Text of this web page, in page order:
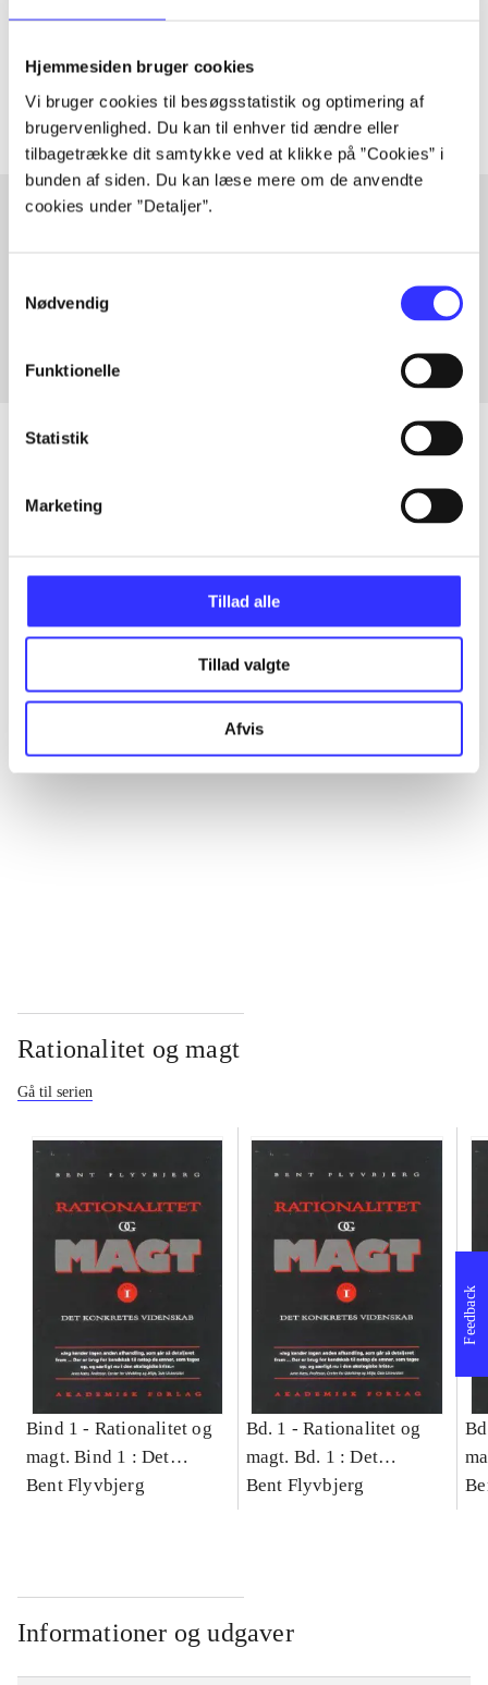
Hjemmesiden bruger cookies
Vi bruger cookies til besøgsstatistik og optimering af
brugervenlighed. Du kan til enhver tid ændre eller
tilbagetrække dit samtykke ved at klikke på ”Cookies” i
bunden af siden. Du kan læse mere om de anvendte
cookies under ”Detaljer”.
Nødvendig
Funktionelle
Statistik
Marketing
Tillad alle
Tillad valgte
Afvis
Artiklerne i handler ofte om
Fra
Artikler
Rationalitet og magt
Gå til serien
Bind 1 - Rationalitet og
magt. Bind 1 : Det
konkretes videnskab
Bent Flyvbjerg
Bd. 1 -Rationalitet og
magt. Bd. 1 : Det
konkretes videnskab
Bent Flyvbjerg
Informationer og udgaver
Feedback